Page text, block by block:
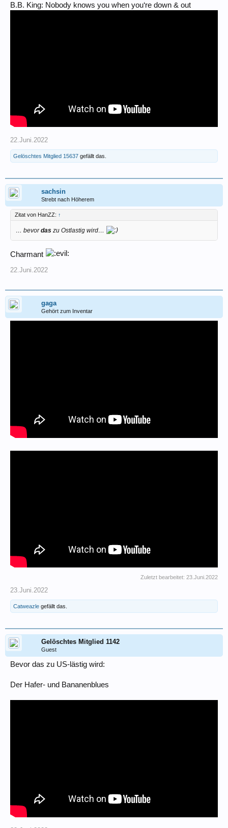
B.B. King: Nobody knows you when you‘re down & out
22.Juni.2022
Gelöschtes Mitglied 15637 gefällt das.
sachsin
Strebt nach Höherem
Zitat von HanZZ: ↑
… bevordas zu Ostlastig wird…
Charmant
22.Juni.2022
gaga
Gehört zum Inventar
Zuletzt bearbeitet: 23.Juni.2022
23.Juni.2022
Catweazle gefällt das.
Gelöschtes Mitglied 1142
Guest
Bevor das zu US-lästig wird:
Der Hafer- und Bananenblues